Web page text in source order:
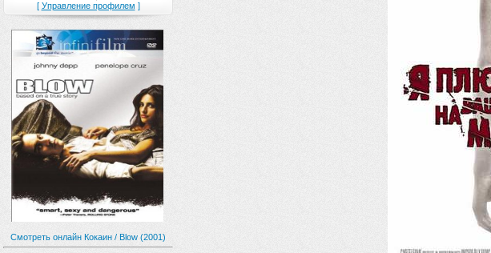
[ Управление профилем ]
Смотреть онлайн Кокаин / Blow (2001)